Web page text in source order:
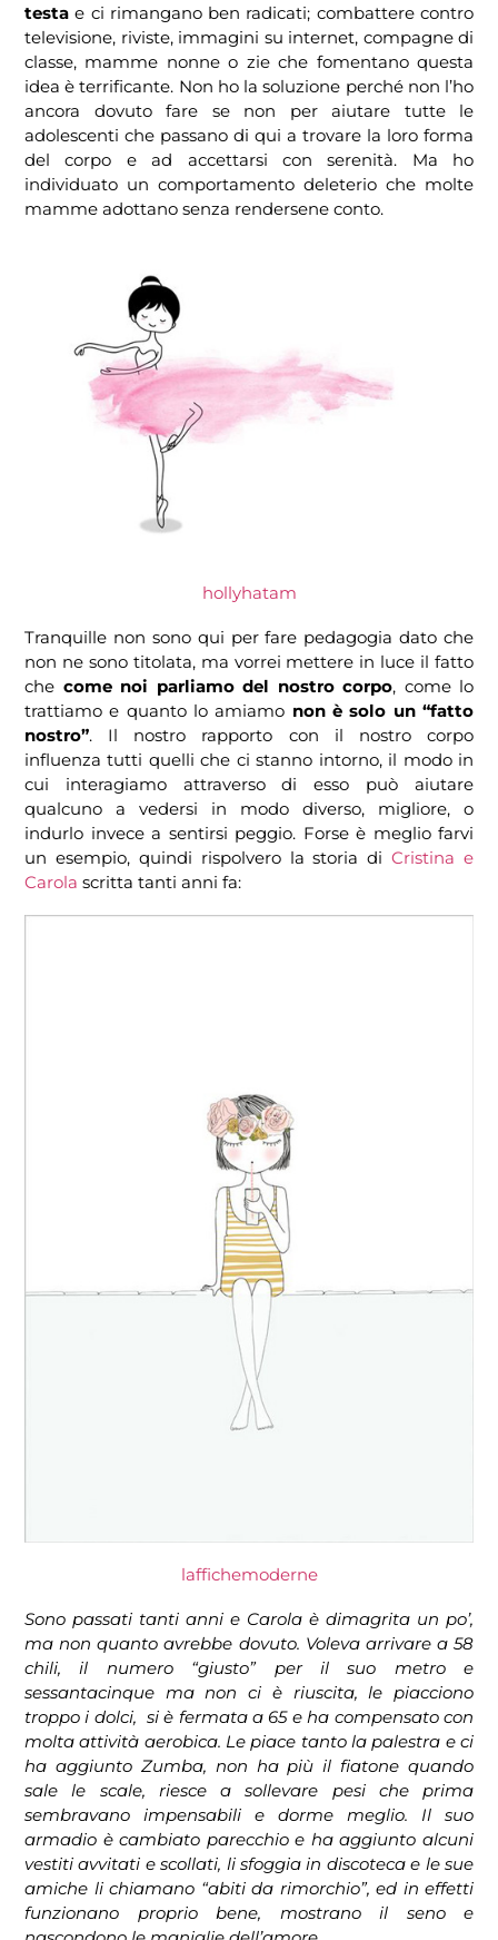
testa e ci rimangano ben radicati; combattere contro
televisione, riviste, immagini su internet, compagne di
classe, mamme nonne o zie che fomentano questa
idea è terrificante. Non ho la soluzione perché non l’ho
ancora dovuto fare se non per aiutare tutte le
adolescenti che passano di qui a trovare la loro forma
del corpo e ad accettarsi con serenità. Ma ho
individuato un comportamento deleterio che molte
mamme adottano senza rendersene conto.
hollyhatam
Tranquille non sono qui per fare pedagogia dato che
non ne sono titolata, ma vorrei mettere in luce il fatto
che come noi parliamo del nostro corpo, come lo
trattiamo e quanto lo amiamo non è solo un “fatto
nostro”. Il nostro rapporto con il nostro corpo
influenza tutti quelli che ci stanno intorno, il modo in
cui interagiamo attraverso di esso può aiutare
qualcuno a vedersi in modo diverso, migliore, o
indurlo invece a sentirsi peggio. Forse è meglio farvi
un esempio, quindi rispolvero la storia di Cristina e
Carola scritta tanti anni fa:
laffichemoderne
Sono passati tanti anni e Carola è dimagrita un po’,
ma non quanto avrebbe dovuto. Voleva arrivare a 58
chili, il numero “giusto” per il suo metro e
sessantacinque ma non ci è riuscita, le piacciono
troppo i dolci, si è fermata a 65 e ha compensato con
molta attività aerobica. Le piace tanto la palestra e ci
ha aggiunto Zumba, non ha più il fiatone quando
sale le scale, riesce a sollevare pesi che prima
sembravano impensabili e dorme meglio. Il suo
armadio è cambiato parecchio e ha aggiunto alcuni
vestiti avvitati e scollati, li sfoggia in discoteca e le sue
amiche li chiamano “abiti da rimorchio”, ed in effetti
funzionano proprio bene, mostrano il seno e